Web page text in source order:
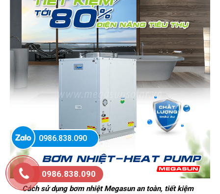
Cách sử dụng bơm nhiệt Megasun an toàn, tiết kiệm
0986.838.090
0986.838.090